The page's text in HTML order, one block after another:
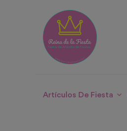
Artículos De Fiesta